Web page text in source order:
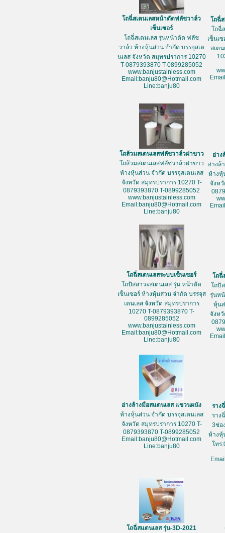
โถฉี่สเตนเลสหน้าตัดฟลัชวาล์ว
เซ็นเซอร์
โถฉี่สเตนเลส รุ่นหน้าตัด ฟลัช
วาล์ว ห้างหุ้นส่วน จำกัด บรรจุสเต
นเลส จังหวัด สมุทรปราการ 10270
T-0879393870 T-0899285052
www.banjustainless.com
Email:banju80@Hotmail.com
Line:banju80
โถฉี่
โถฉี่
เซ็นเ
สเต
โถส้วมสเตนเลสฟลัชวาล์วฝาขาว
โถส้วมสเตนเลสฟลัชวาล์วฝาขาว
ห้างหุ้นส่วน จำกัด บรรจุสเตนเลส
จังหวัด สมุทรปราการ 10270 T-
0879393870 T-0899285052
www.banjustainless.com
Email:banju80@Hotmail.com
Line:banju80
อ่าง
อ่างล้
ห้างหุ้
จังห
โถฉี่สเตนเลสระบบเซ็นเซอร์
โถปัสสาวะสเตนเลส รุ่น หน้าตัด
เซ็นเซอร์ ห้างหุ้นส่วน จำกัด บรรจุส
เตนเลส จังหวัด สมุทรปราการ
10270 T-0879393870 T-
0899285052
www.banjustainless.com
Email:banju80@Hotmail.com
Line:banju80
โถฉี่
โถปั
รุ่นห
หุ้น
จังห
อ่างล้างมือสแตนเลส แขวนผนัง
ห้างหุ้นส่วน จำกัด บรรจุสเตนเลส
จังหวัด สมุทรปราการ 10270 T-
0879393870 T-0899285052
Email:banju80@Hotmail.com
Line:banju80
ราง
ราง
3ช่อ
ห้างหุ้
โทร
โถฉี่สแตนเลส รุ่น-3D-2021